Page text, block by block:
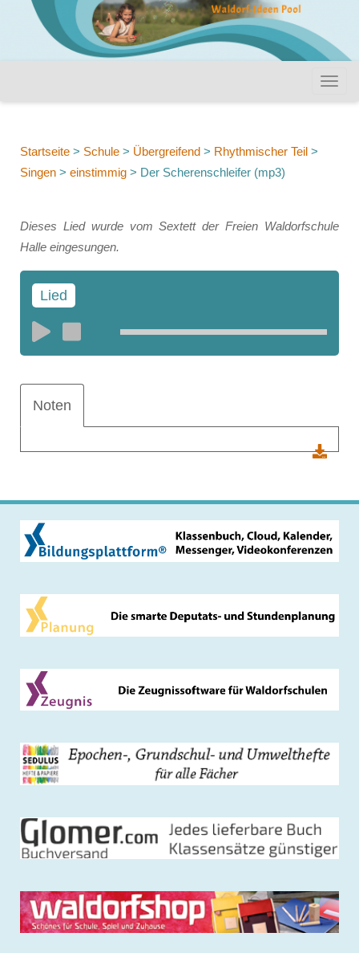
Startseite > Schule > Übergreifend > Rhythmischer Teil >
Singen > einstimmig > Der Scherenschleifer (mp3)
Dieses Lied wurde vom Sextett der Freien Waldorfschule
Halle eingesungen.
Lied
Noten